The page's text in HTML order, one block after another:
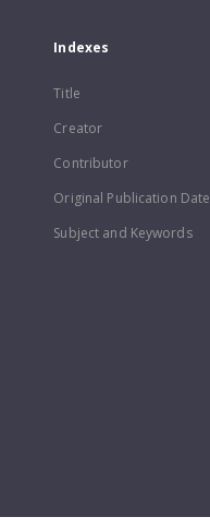
Indexes
Title
Creator
Contributor
Original Publication Date
Subject and Keywords